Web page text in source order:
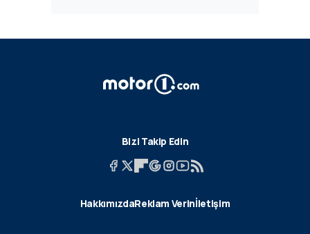
Bizi Takip Edin
HakkımızdaReklam Verinİletişim